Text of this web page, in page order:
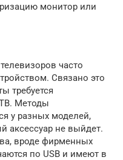
монитор или
часто
Связано это
требуется
Методы
у разных моделей,
аксессуар не выйдет.
вроде фирменных
по USB и имеют в